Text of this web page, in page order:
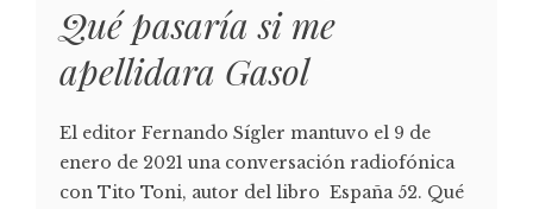
Qué pasaría si me
apellidara Gasol
El editor Fernando Sígler mantuvo el 9 de
enero de 2021 una conversación radiofónica
con Tito Toni, autor del libro España 52. Qué